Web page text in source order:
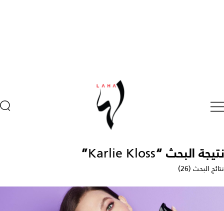
نتيجة البحث “Karlie Kloss
”
نتائج البحث (26)